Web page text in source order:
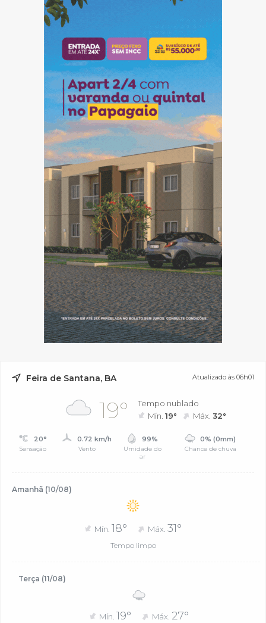
Feira de Santana, BA Atualizado às 06h01
19°
Tempo nublado
Mín.19° Máx.32°
20°
Sensação
0.72 km/h
Vento
99%
Umidade do
ar
0% (0mm)
Chance de chuva
Amanhã (10/08)
Mín. 18° Máx. 31°
Tempo limpo
Terça (11/08)
Mín. 19° Máx. 27°